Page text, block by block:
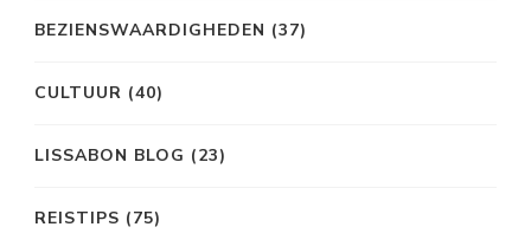
BEZIENSWAARDIGHEDEN (37)
CULTUUR (40)
LISSABON BLOG (23)
REISTIPS (75)